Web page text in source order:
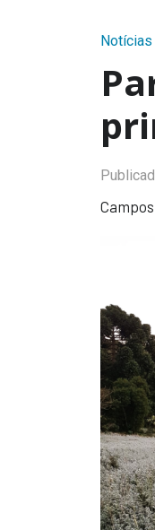
Notícias